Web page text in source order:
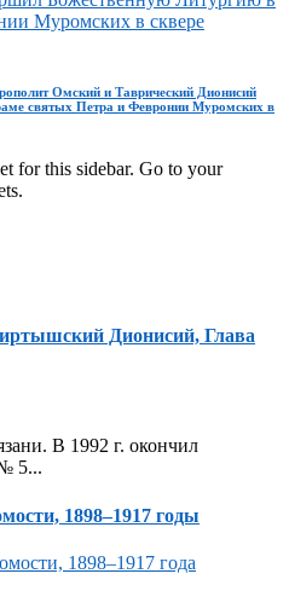
Муромских в сквере
Омский и Таврический Дионисий
святых Петра и Февронии Муромских в
for this sidebar. Go to your
Дионисий, Глава
В 1992 г. окончил
5...
1898–1917 годы